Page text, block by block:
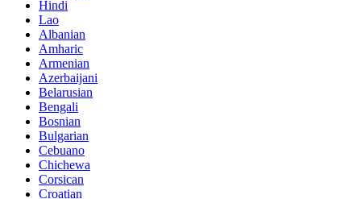
Hindi
Lao
Albanian
Amharic
Armenian
Azerbaijani
Belarusian
Bengali
Bosnian
Bulgarian
Cebuano
Chichewa
Corsican
Croatian